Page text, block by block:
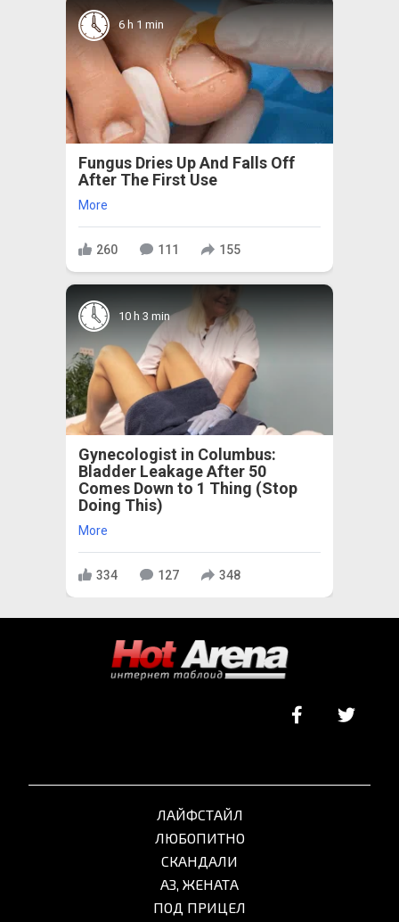
6 h 1 min
Fungus Dries Up And Falls Off
After The First Use
More
260 111 155
10 h 3 min
Gynecologist in Columbus:
Bladder Leakage After 50
Comes Down to 1 Thing (Stop
Doing This)
More
334 127 348
ЛАЙФСТАЙЛ
ЛЮБОПИТНО
СКАНДАЛИ
АЗ, ЖЕНАТА
ПОД ПРИЦЕЛ